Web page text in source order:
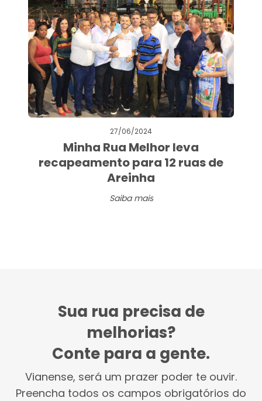
27/06/2024
Minha Rua Melhor leva
recapeamento para 12 ruas de
Areinha
Saiba mais
Sua rua precisa de
melhorias?
Conte para a gente.
Vianense, será um prazer poder te ouvir.
Preencha todos os campos obrigatórios do